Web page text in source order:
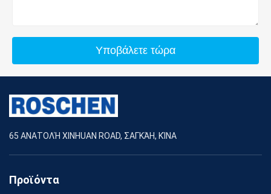
Υποβάλετε τώρα
65 ΑΝΑΤΟΛΉ XINHUAN ROAD, ΣΑΓΚΆΗ, ΚΊΝΑ
Προϊόντα